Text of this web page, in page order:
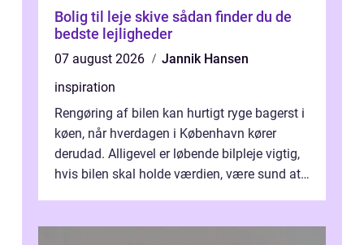
Bolig til leje skive sådan finder du de
bedste lejligheder
07 august 2026
Jannik Hansen
inspiration
Rengøring af bilen kan hurtigt ryge bagerst i
køen, når hverdagen i København kører
derudad. Alligevel er løbende bilpleje vigtig,
hvis bilen skal holde værdien, være sund at